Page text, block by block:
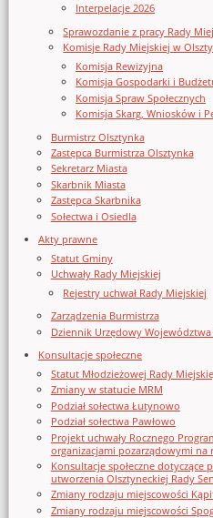
Interpelacje 2026
Sprawozdanie z pracy Rady
Komisje Rady Miejskiej w
Komisja Rewizyjna
Komisja Gospodarki i
Komisja Spraw Społecznych
Komisja Skarg, Wniosków i
Burmistrz Olsztynka
Zastępca Burmistrza Olsztynka
Sekretarz Miasta
Skarbnik Miasta
Zastępca Skarbnika
Sołectwa i Osiedla
Akty prawne
Statut Gminy
Uchwały Rady Miejskiej
Rejestry uchwał Rady Miejskiej
Zarządzenia Burmistrza
Dziennik Urzędowy
Konsultacje społeczne
Statut Młodzieżowej Rady
Zmiany w statucie MRM
Podział sołectwa Łutynowo
Podział sołectwa Pawłowo
Projekt uchwały Rocznego
organizacjami pozarządowymi na
Konsultacje społeczne dotyczące
utworzenia Olsztyneckiej Rady
Zmiany rodzaju miejscowości
Zmiany rodzaju miejscowości